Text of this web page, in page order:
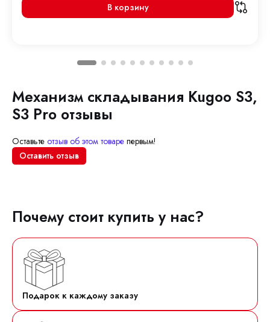
В корзину
Механизм складывания Kugoo S3,
S3 Pro отзывы
Оставьте отзыв об этом товаре первым!
Оставить отзыв
Почему стоит купить у нас?
Подарок к каждому заказу